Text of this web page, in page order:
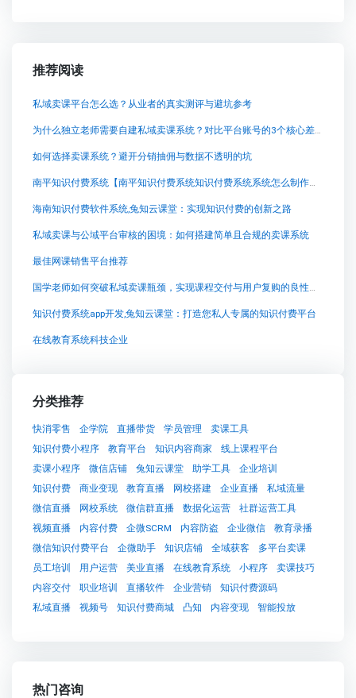
推荐阅读
私域卖课平台怎么选？从业者的真实测评与避坑参考
为什么独立老师需要自建私域卖课系统？对比平台账号的3个核心差异
如何选择卖课系统？避开分销抽佣与数据不透明的坑
南平知识付费系统【南平知识付费系统知识付费系统系统怎么制作，知识付费系统搭建使用教程】
海南知识付费软件系统,兔知云课堂：实现知识付费的创新之路
私域卖课与公域平台审核的困境：如何搭建简单且合规的卖课系统
最佳网课销售平台推荐
国学老师如何突破私域卖课瓶颈，实现课程交付与用户复购的良性循环？
知识付费系统app开发,兔知云课堂：打造您私人专属的知识付费平台
在线教育系统科技企业
分类推荐
快消零售 企学院 直播带货 学员管理
卖课工具
知识付费小程序
教育平台 知识内容商家
线上课程平台
卖课小程序
微信店铺 兔知云课堂 助学工具
企业培训
知识付费
商业变现 教育直播 网校搭建 企业直播
私域流量
微信直播
网校系统 微信群直播 数据化运营
社群运营工具
视频直播
内容付费 企微SCRM 内容防盗 企业微信
教育录播
微信知识付费平台
企微助手 知识店铺 全域获客
多平台卖课
员工培训
用户运营 美业直播 在线教育系统 小程序
卖课技巧
内容交付
职业培训 直播软件 企业营销
知识付费源码
私域直播
视频号 知识付费商城 凸知 内容变现 智能投放
热门咨询